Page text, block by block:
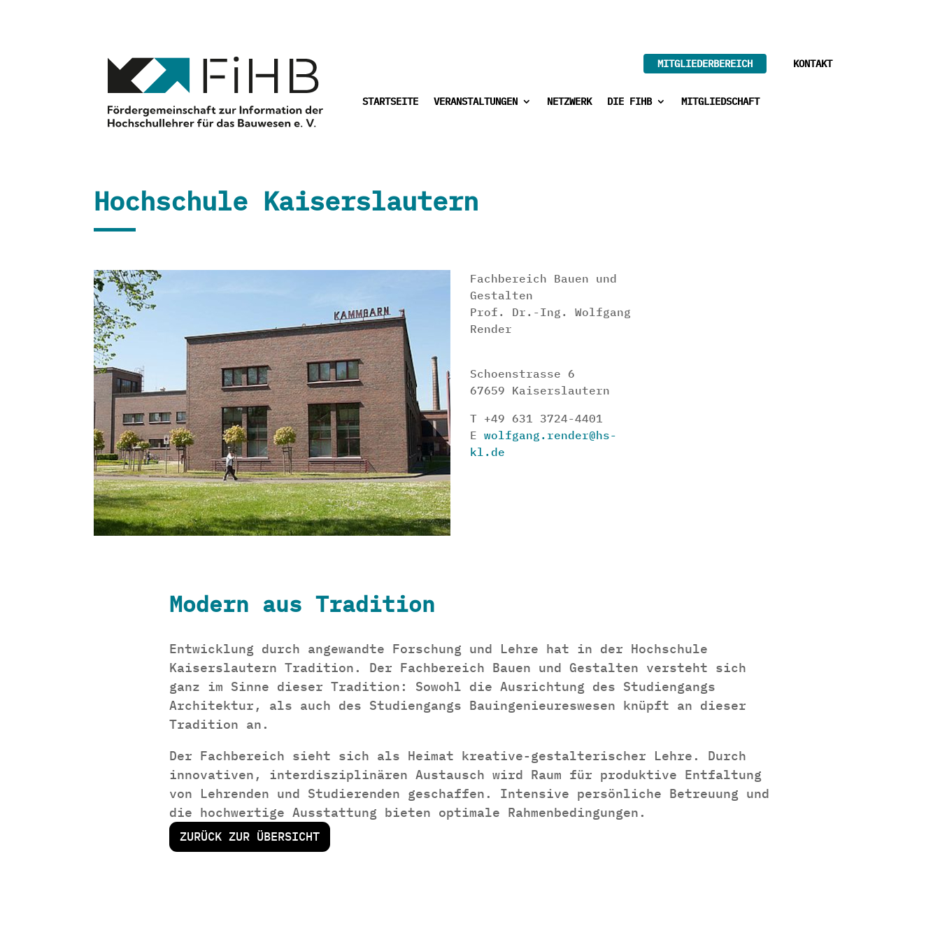
MITGLIEDERBEREICH KONTAKT
STARTSEITE VERANSTALTUNGEN NETZWERK DIE FIHB MITGLIEDSCHAFT
Hochschule Kaiserslautern
Fachbereich Bauen und
Gestalten
Prof. Dr.-Ing. Wolfgang
Render
Schoenstrasse 6
67659 Kaiserslautern
T +49 631 3724-4401
E wolfgang.render@hs-
kl.de
Modern aus Tradition
Entwicklung durch angewandte Forschung und Lehre hat in der Hochschule
Kaiserslautern Tradition. Der Fachbereich Bauen und Gestalten versteht sich
ganz im Sinne dieser Tradition: Sowohl die Ausrichtung des Studiengangs
Architektur, als auch des Studiengangs Bauingenieureswesen knüpft an dieser
Tradition an.
Der Fachbereich sieht sich als Heimat kreative-gestalterischer Lehre. Durch
innovativen, interdisziplinären Austausch wird Raum für produktive Entfaltung
von Lehrenden und Studierenden geschaffen. Intensive persönliche Betreuung und
die hochwertige Ausstattung bieten optimale Rahmenbedingungen.
ZURÜCK ZUR ÜBERSICHT